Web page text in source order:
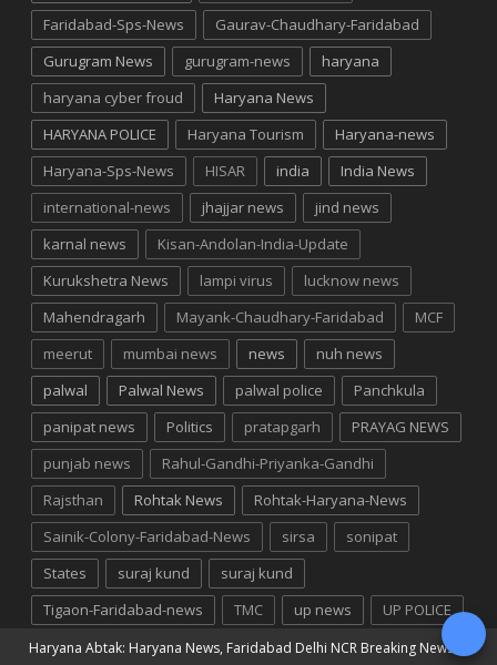
Faridabad-Sps-News
Gaurav-Chaudhary-Faridabad
Gurugram News
gurugram-news
haryana
haryana cyber froud
Haryana News
HARYANA POLICE
Haryana Tourism
Haryana-news
Haryana-Sps-News
HISAR india
India News
international-news
jhajjar news
jind news
karnal news
Kisan-Andolan-India-Update
Kurukshetra News
lampi virus
lucknow news
Mahendragarh
Mayank-Chaudhary-Faridabad
MCF
meerut
mumbai news news
nuh news
palwal
Palwal News palwal police
Panchkula
panipat news
Politics pratapgarh
PRAYAG NEWS
punjab news
Rahul-Gandhi-Priyanka-Gandhi
Rajsthan
Rohtak News
Rohtak-Haryana-News
Sainik-Colony-Faridabad-News
sirsa
sonipat
States
suraj kund
suraj kund
Tigaon-Faridabad-news
TMC up news UP POLICE
Haryana Abtak: Haryana News, Faridabad Delhi NCR Breaking News